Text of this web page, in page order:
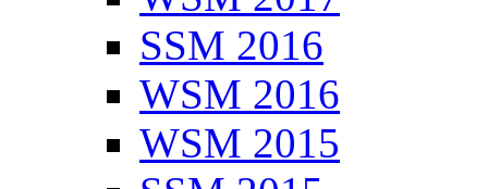
SSM 2016
WSM 2016
WSM 2015